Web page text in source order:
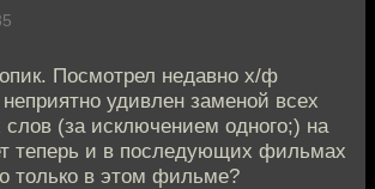
Посмотрел недавно х/ф
удивлен заменой всех
(за исключением одного;) на
теперь и в последующих фильмах
только в этом фильме?